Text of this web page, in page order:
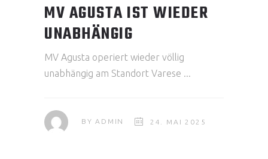
MV AGUSTA IST WIEDER
UNABHÄNGIG
MV Agusta operiert wieder völlig
unabhängig am Standort Varese
BYADMIN 24. MAI 2025